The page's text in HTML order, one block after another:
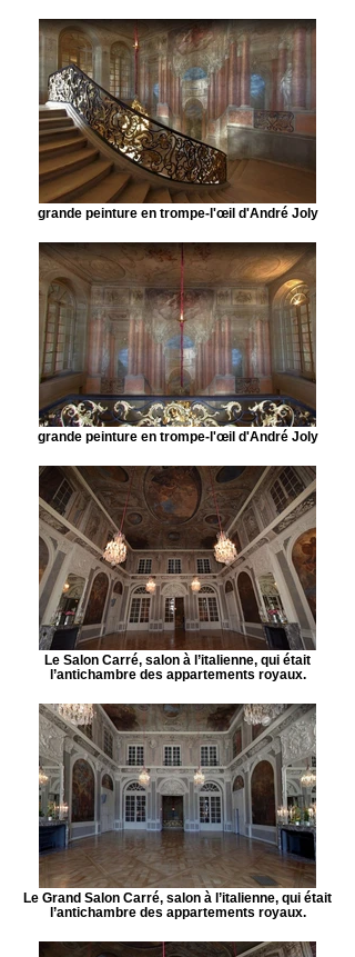
grande peinture en trompe-l'œil d'André Joly
grande peinture en trompe-l'œil d'André Joly
Le Salon Carré, salon à l’italienne, qui était
l’antichambre des appartements royaux.
Le Grand Salon Carré, salon à l’italienne, qui était
l’antichambre des appartements royaux.